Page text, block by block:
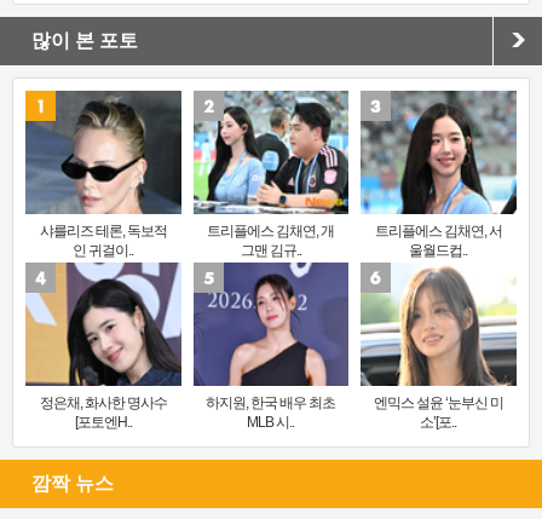
많이 본 포토
샤를리즈 테론, 독보적
인 귀걸이..
트리플에스 김채연, 개
그맨 김규..
트리플에스 김채연, 서
울월드컵..
정은채, 화사한 명사수
[포토엔H..
하지원, 한국 배우 최초
MLB 시..
엔믹스 설윤 ‘눈부신 미
소’[포..
깜짝 뉴스